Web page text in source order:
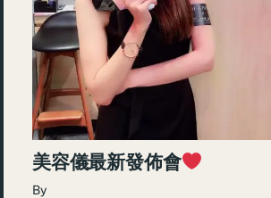
美容儀最新發佈會
By